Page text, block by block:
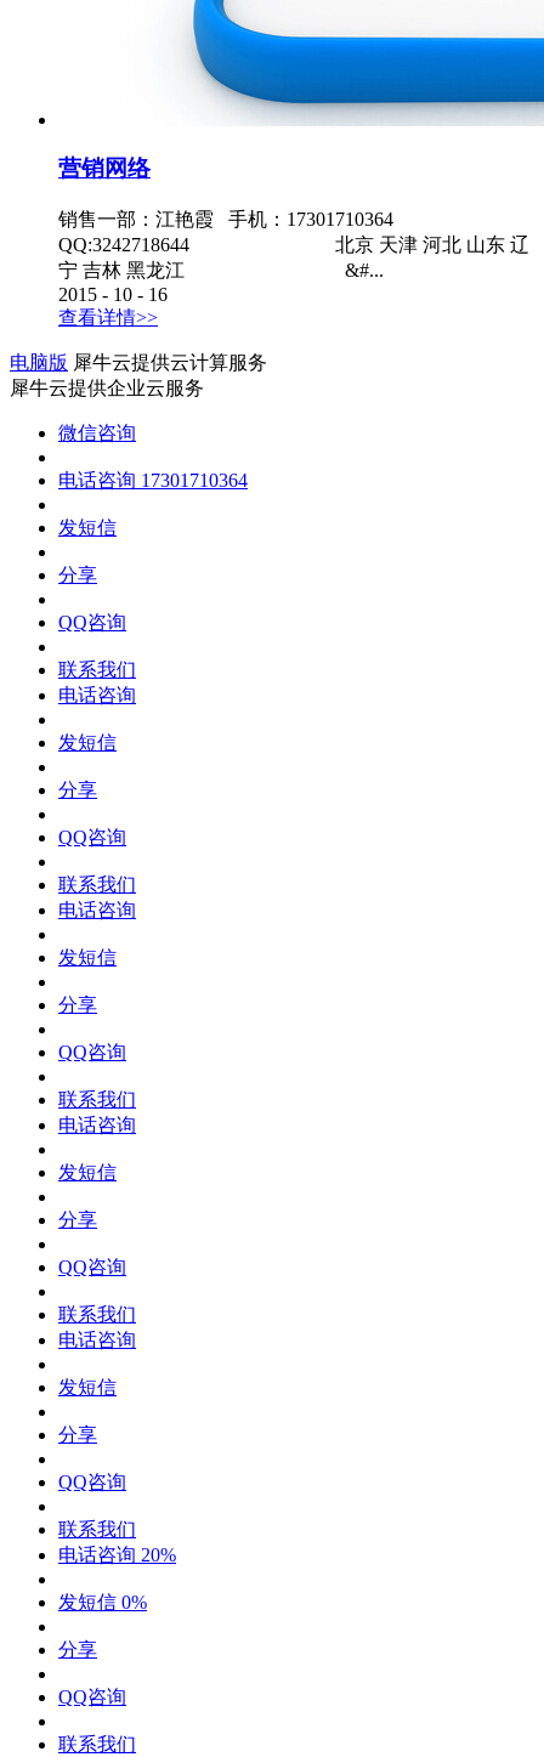
营销网络
销售一部：江艳霞 手机：17301710364
QQ:3242718644 北京 天津 河北 山东 辽
宁 吉林 黑龙江 &#...
2015 - 10 - 16
查看详情>>
电脑版 犀牛云提供云计算服务
犀牛云提供企业云服务
微信咨询
电话咨询 17301710364
发短信
分享
QQ咨询
联系我们
电话咨询
发短信
分享
QQ咨询
联系我们
电话咨询
发短信
分享
QQ咨询
联系我们
电话咨询
发短信
分享
QQ咨询
联系我们
电话咨询
发短信
分享
QQ咨询
联系我们
电话咨询 20%
发短信 0%
分享
QQ咨询
联系我们